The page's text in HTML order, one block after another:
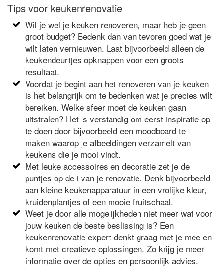
Tips voor keukenrenovatie
Wil je wel je keuken renoveren, maar heb je geen
groot budget? Bedenk dan van tevoren goed wat je
wilt laten vernieuwen. Laat bijvoorbeeld alleen de
keukendeurtjes opknappen voor een groots
resultaat.
Voordat je begint aan het renoveren van je keuken
is het belangrijk om te bedenken wat je precies wilt
bereiken. Welke sfeer moet de keuken gaan
uitstralen? Het is verstandig om eerst inspiratie op
te doen door bijvoorbeeld een moodboard te
maken waarop je afbeeldingen verzamelt van
keukens die je mooi vindt.
Met leuke accessoires en decoratie zet je de
puntjes op de i van je renovatie. Denk bijvoorbeeld
aan kleine keukenapparatuur in een vrolijke kleur,
kruidenplantjes of een mooie fruitschaal.
Weet je door alle mogelijkheden niet meer wat voor
jouw keuken de beste beslissing is? Een
keukenrenovatie expert denkt graag met je mee en
komt met creatieve oplossingen. Zo krijg je meer
informatie over de opties en persoonlijk advies.